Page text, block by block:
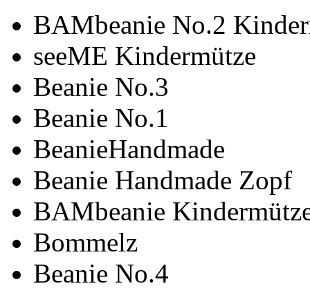
BAMbeanie No.2
seeME Kindermütze
Beanie No.3
Beanie No.1
BeanieHandmade
Beanie Handmade Zopf
BAMbeanie
Bommelz
Beanie No.4